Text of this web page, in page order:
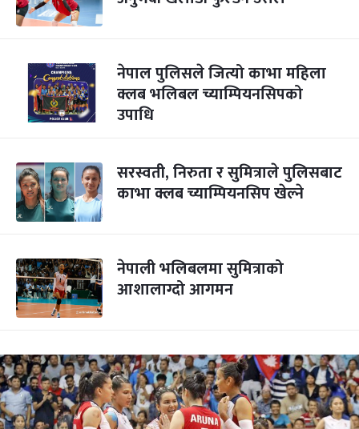
नेपाल पुलिसले जित्यो काभा महिला
क्लब भलिबल च्याम्पियनसिपको
उपाधि
सरस्वती, निरुता र सुमित्राले पुलिसबाट
काभा क्लब च्याम्पियनसिप खेल्ने
नेपाली भलिबलमा सुमित्राको
आशालाग्दो आगमन